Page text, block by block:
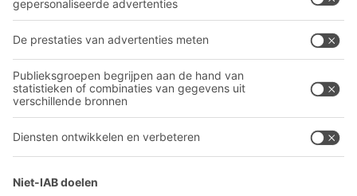
Over BITO
Ons wereldwijde netwerk
A
YOUR LIFE.